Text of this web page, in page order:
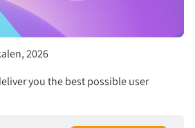
2026
you the best possible user